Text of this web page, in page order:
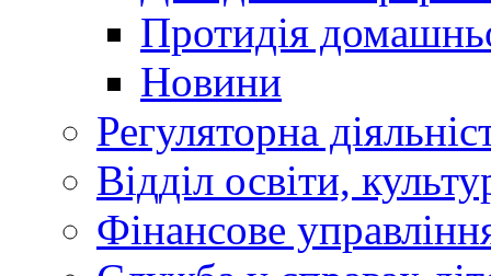
Протидія
Новини
Регуляторна
Відділ освіти,
Фінансове